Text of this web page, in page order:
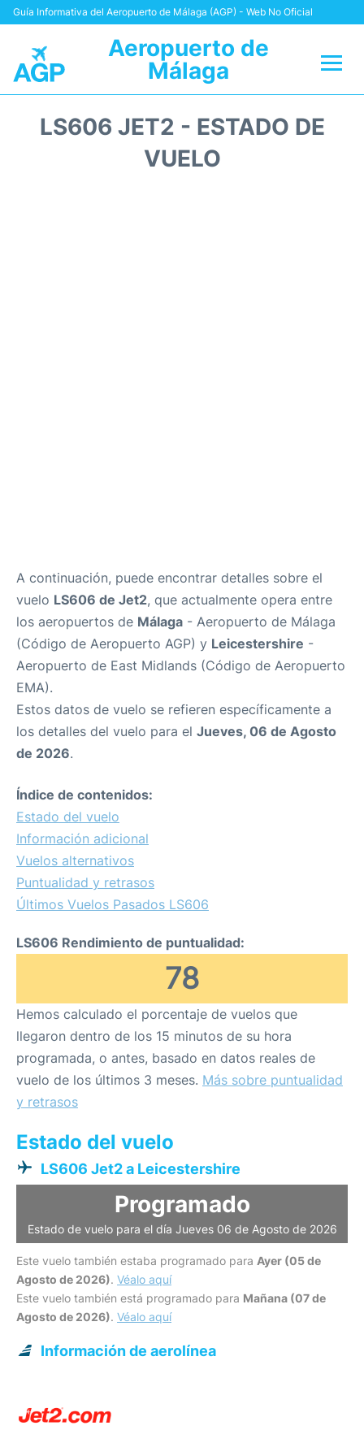
Guía Informativa del Aeropuerto de Málaga (AGP) - Web No Oficial
Aeropuerto de
Málaga
LS606 JET2 - ESTADO DE
VUELO
A continuación, puede encontrar detalles sobre el
vuelo LS606 de Jet2, que actualmente opera entre
los aeropuertos de Málaga - Aeropuerto de Málaga
(Código de Aeropuerto AGP) y Leicestershire -
Aeropuerto de East Midlands (Código de Aeropuerto
EMA).
Estos datos de vuelo se refieren específicamente a
los detalles del vuelo para el Jueves, 06 de Agosto
de 2026.
Índice de contenidos:
Estado del vuelo
Información adicional
Vuelos alternativos
Puntualidad y retrasos
Últimos Vuelos Pasados LS606
LS606 Rendimiento de puntualidad:
78
Hemos calculado el porcentaje de vuelos que
llegaron dentro de los 15 minutos de su hora
programada, o antes, basado en datos reales de
vuelo de los últimos 3 meses. Más sobre puntualidad
y retrasos
Estado del vuelo
LS606 Jet2 a Leicestershire
Programado
Estado de vuelo para el día Jueves 06 de Agosto de 2026
Este vuelo también estaba programado para Ayer (05 de
Agosto de 2026). Véalo aquí
Este vuelo también está programado para Mañana (07 de
Agosto de 2026). Véalo aquí
Información de aerolínea